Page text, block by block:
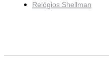
Relógios Shellman